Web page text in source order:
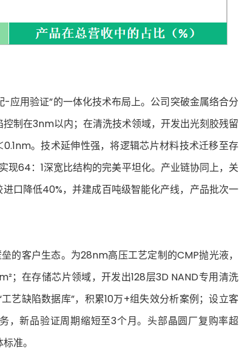
应用验证”的一体化技术布局上。公司突破金属络合分
制在3nm以内；在清洗技术领域，开发出光刻胶残留
。技术延伸性强，将逻辑芯片材料技术迁移至存
现64：1深宽比结构的完美平坦化。产业链协同上，关
口降低40%，并建成百吨级智能化产线，产品批次一
的客户生态。为28nm高压工艺定制的CMP抛光液，
；在存储芯片领域，开发出128层3D NAND专用清洗
艺缺陷数据库”，积累10万+组失效分析案例；设立客
，新品验证周期缩短至3个月。头部晶圆厂复购率超
准。